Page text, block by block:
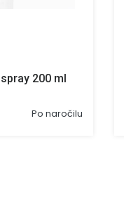
200 ml
Po naročilu